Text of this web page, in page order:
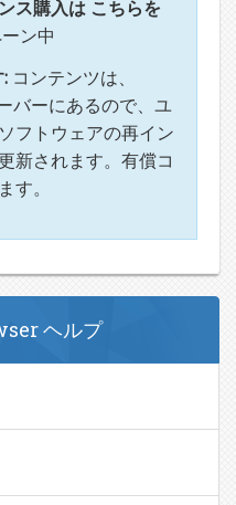
ス購入は こちらを
ン中
コンテンツは、
バーにあるので、ユ
フトウェアの再イン
新されます。有償コ
す。
ヘルプ